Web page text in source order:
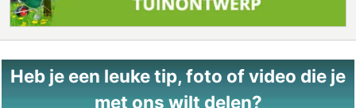
Heb je een leuke tip, foto of video die je
met ons wilt delen?